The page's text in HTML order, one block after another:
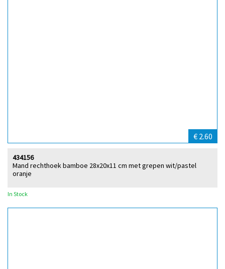
€ 2.60
Mand rechthoek bamboe 28x20x11 cm met grepen wit/pastel
oranje
434156
In Stock